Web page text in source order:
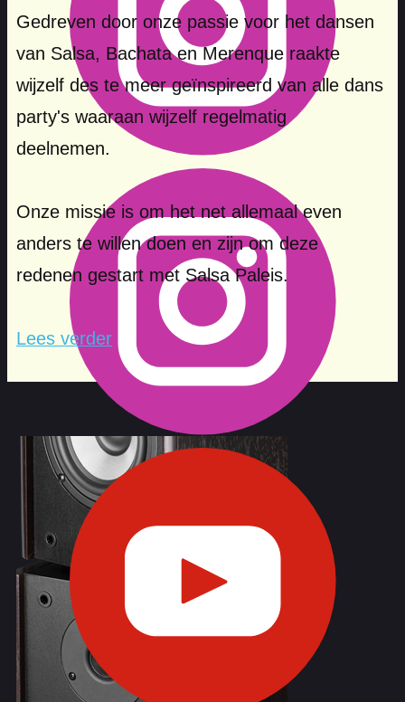
Gedreven door onze passie voor het dansen
van Salsa, Bachata en Merenque raakte
wijzelf des te meer geïnspireerd van alle dans
party's waaraan wijzelf regelmatig
deelnemen.
Onze missie is om het net allemaal even
anders te willen doen en zijn om deze
redenen gestart met Salsa Paleis.
Lees verder